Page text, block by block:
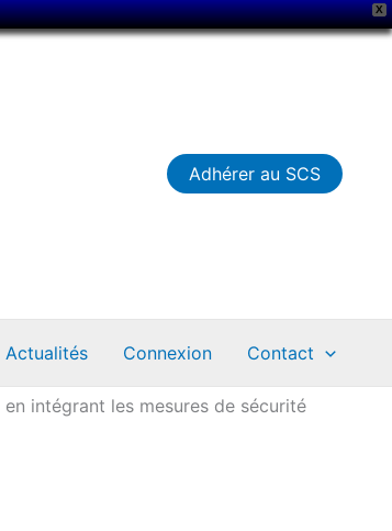
X
Adhérer au SCS
Actualités Connexion Contact
en intégrant les mesures de sécurité